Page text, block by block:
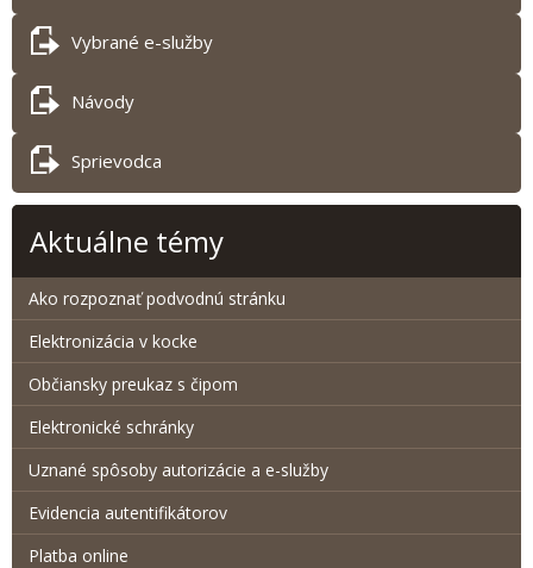
Vybrané e-služby
Návody
Sprievodca
Aktuálne témy
Ako rozpoznať podvodnú stránku
Elektronizácia v kocke
Občiansky preukaz s čipom
Elektronické schránky
Uznané spôsoby autorizácie a e-služby
Evidencia autentifikátorov
Platba online